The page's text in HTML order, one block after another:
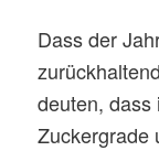
Dass der
deuten, dass
Zuckergrade